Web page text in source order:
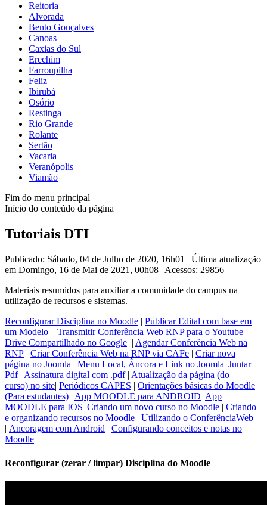
Reitoria
Alvorada
Bento Gonçalves
Canoas
Caxias do Sul
Erechim
Farroupilha
Feliz
Ibirubá
Osório
Restinga
Rio Grande
Rolante
Sertão
Vacaria
Veranópolis
Viamão
Fim do menu principal
Início do conteúdo da página
Tutoriais DTI
Publicado: Sábado, 04 de Julho de 2020, 16h01 | Última atualização
em Domingo, 16 de Mai de 2021, 00h08 | Acessos: 29856
Materiais resumidos para auxiliar a comunidade do campus na
utilização de recursos e sistemas.
Reconfigurar Disciplina no Moodle | Publicar Edital com base em
um Modelo | Transmitir Conferência Web RNP para o Youtube |
Drive Compartilhado no Google | Agendar Conferência Web na
RNP | Criar Conferência Web na RNP via CAFe | Criar nova
página no Joomla | Menu Local, Âncora e Link no Joomla| Juntar
Pdf | Assinatura digital com .pdf| Atualização da página (do
curso) no site| Periódicos CAPES | Orientações básicas do Moodle
(Para estudantes) | App MOODLE para ANDROID |App
MOODLE para IOS |Criando um novo curso no Moodle | Criando
e organizando recursos no Moodle | Utilizando o ConferênciaWeb
| Ancoragem com Android | Configurando conceitos e notas no
Moodle
Reconfigurar (zerar / limpar) Disciplina do Moodle